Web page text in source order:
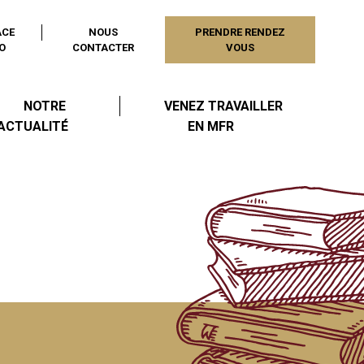
NOUS
CONTACTER
PRENDRE RENDEZ
VOUS
NOTRE
VENEZ TRAVAILLER
EN MFR